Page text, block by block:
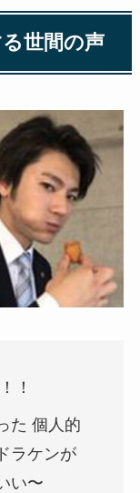
世間の声
！
た 個人的
ラケンが
い〜